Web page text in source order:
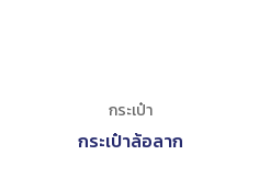
กระเป๋า
กระเป๋าล้อลาก